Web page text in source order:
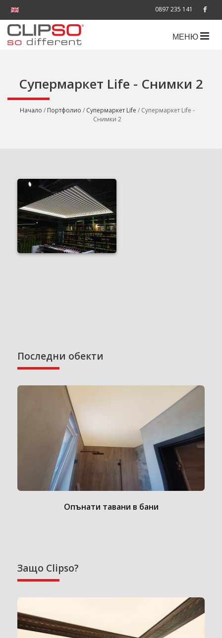
0897 235 141
МЕНЮ
Супермаркет Life - Снимки 2
Начало / Портфолио / Супермаркет Life / Супермаркет Life -
Снимки 2
Последни обекти
Опънати тавани в бани
Защо Clipso?